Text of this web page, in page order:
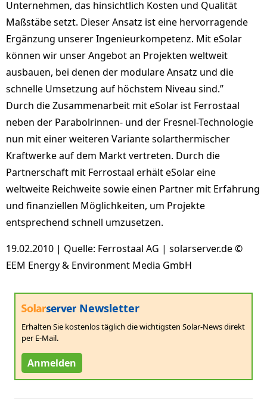
Unternehmen, das hinsichtlich Kosten und Qualität
Maßstäbe setzt. Dieser Ansatz ist eine hervorragende
Ergänzung unserer Ingenieurkompetenz. Mit eSolar
können wir unser Angebot an Projekten weltweit
ausbauen, bei denen der modulare Ansatz und die
schnelle Umsetzung auf höchstem Niveau sind.”
Durch die Zusammenarbeit mit eSolar ist Ferrostaal
neben der Parabolrinnen- und der Fresnel-Technologie
nun mit einer weiteren Variante solarthermischer
Kraftwerke auf dem Markt vertreten. Durch die
Partnerschaft mit Ferrostaal erhält eSolar eine
weltweite Reichweite sowie einen Partner mit Erfahrung
und finanziellen Möglichkeiten, um Projekte
entsprechend schnell umzusetzen.
19.02.2010 | Quelle: Ferrostaal AG | solarserver.de ©
EEM Energy & Environment Media GmbH
Newsletter
Erhalten Sie kostenlos täglich die wichtigsten Solar-News direkt
per E-Mail.
Anmelden